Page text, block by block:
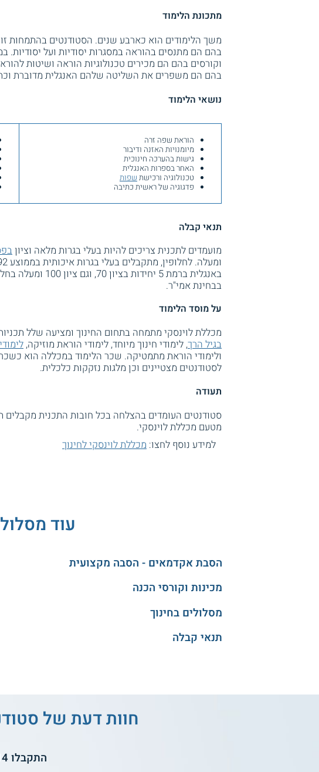
מתכונת הלימוד
משך הלימודים הוא כארבע שנים. הסטודנטים בהתמחות זו
בהם הם מתנסים בהוראה במסגרות יסודיות ועל
וקורסים בהם הם מכירים טכנולוגיות הוראה ושיטות
בהם הם משפרים את השליטה שלהם האנגלית מדוברת
נושאי הלימוד
הוראת שפה זרה
מיומנויות האזנה ודיבור
גישות בהערכה חינוכית
האחר בספרות האנגלית
טכנולוגיה ורכישת שפות
פדגוגיה של ראשית כתיבה
תנאי קבלה
מועמדים לתכנית צריכים להיות בעלי בגרות מלאה וציון
בבחינת אמי"ר.
על מוסד הלימוד
מכללת לוינסקי מתמחה בתחום החינוך ומציעה שלל
בגיל הרך, לימודי חינוך מיוחד, לימודי הוראת מוזיקה,
ולימודי הוראת מתמטיקה. שכר הלימוד במכללה הוא
לסטודנטים מצטיינים וכן מלגות נזקקות כלכלית.
תעודה
מטעם מכללת לוינסקי.
למידע נוסף לחצו: מכללת לוינסקי לחינוך
עוד
הסבת אקדמאים - הסבה מקצועית
מכינות וקורסי הכנה
מסלולים בחינוך
תנאי קבלה
חוות דעת של
התקבלו